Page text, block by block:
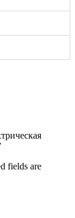
fields are